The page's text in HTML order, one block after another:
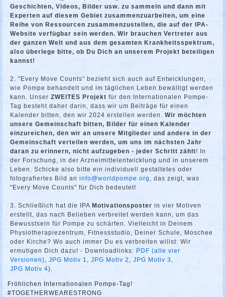
Geschichten, Videos, Bilder usw. zu sammeln und dann mit
Experten auf diesem Gebiet zusammenzuarbeiten, um eine
Reihe von Ressourcen zusammenzustellen, die auf der IPA-
Website verfügbar sein werden. Wir brauchen Vertreter aus
der ganzen Welt und aus dem gesamten Krankheitsspektrum,
also überlege bitte, ob Du Dich an unserem Projekt beteiligen
kannst!
"Every Move Counts" bezieht sich auch auf Entwicklungen,
wie Pompe behandelt und im täglichen Leben bewältigt werden
kann. UnserZWEITES Projekt für den Internationalen Pompe-
Tag besteht daher darin, dass wir um Beiträge für einen
Kalender bitten, den wir 2024 erstellen werden.Wir möchten
unsere Gemeinschaft bitten, Bilder für einen Kalender
einzureichen, den wir an unsere Mitglieder und andere in der
Gemeinschaft verteilen werden, um uns im nächsten Jahr
daran zu erinnern, nicht aufzugeben - jeder Schritt zählt! In
der Forschung, in der Arzneimittelentwicklung und in unserem
Leben. Schicke also bitte ein individuell gestaltetes oder
fotografiertes Bild aninfo@worldpompe.org
, das zeigt, was
"Every Move Counts" für Dich bedeutet!
Schließlich hat die IPAMotivationsposter in vier Motiven
erstellt, das nach Belieben verbreitet werden kann, um das
Bewusstsein für Pompe zu schärfen. Vielleicht in Deinem
Physiotherapiezentrum, Fitnessstudio, Deiner Schule, Moschee
oder Kirche? Wo auch immer Du es verbreiten willst: Wir
ermutigen Dich dazu! - Downloadlinks: PDF (alle vier
Versionen)
,JPG Motiv 1 ,JPG Motiv 2 ,JPG Motiv 3
JPG Motiv 4).
Fröhlichen Internationalen Pompe-Tag!
#TOGETHERWEARESTRONG